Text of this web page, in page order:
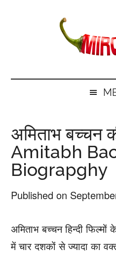
mirch.in
Hindi
अमिताभ बच्चन
Amitabh
Biograpghy
Published on
अमिताभ बच्चन हिन्दी फिल्मों
में चार दशकों से ज्यादा का